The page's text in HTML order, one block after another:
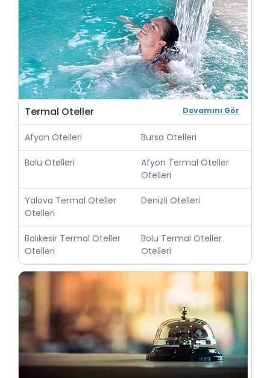
Termal Oteller Devamını Gör
Afyon Otelleri Bursa Otelleri
Bolu Otelleri
Afyon Termal Oteller
Otelleri
Yalova Termal Oteller
Otelleri
Denizli Otelleri
Balıkesir Termal Oteller
Otelleri
Bolu Termal Oteller
Otelleri